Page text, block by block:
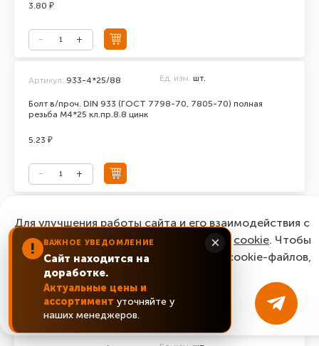
3.80 ₽
Болт в/проч. DIN 933 (ГОСТ 7798-70, 7805-70) полная
резьба М4*25 кл.пр.8.8 цинк
Артикул: 933-4*25/88 Ед. изм. шт.
5.23 ₽
Болт в/проч. DIN 933 (ГОСТ 7798-70, 7805-70) полная
резьба М5*10 кл.пр.8.8 цинк
1.27 ₽
! ВАЖНОЕ УВЕДОМЛЕНИЕ
Сайт находится на
доработке.
Актуальные цены и
ассортимент уточняйте у
наших менеджеров.
×
Для улучшения работы сайта и его взаимодействия с
пользователями мы используем файлы cookie. Чтобы
согласиться с нашим использованием cookie-файлов,
нажмите “Ок, понятно!”
ОК, понятно!